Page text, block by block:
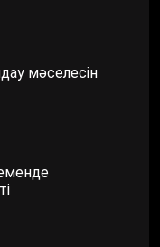
мәселесін